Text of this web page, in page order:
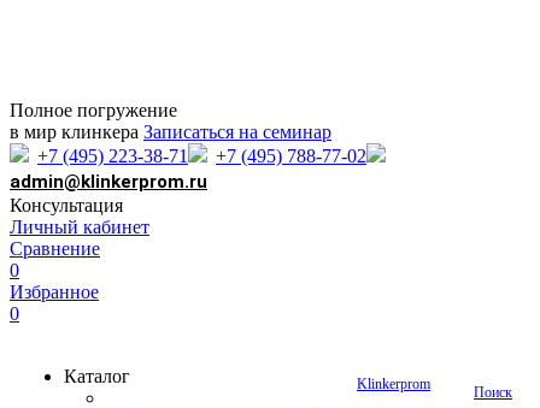
Полное погружение
в мир клинкера Записаться на семинар
+7 (495) 223-38-71
+7 (495) 788-77-02
admin@klinkerprom.ru
Консультация
Личный кабинет
Сравнение
0
Избранное
0
Поиск
Klinkerprom
Каталог